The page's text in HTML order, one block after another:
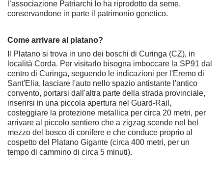
l’associazione Patriarchi lo ha riprodotto da seme,
conservandone in parte il patrimonio genetico.
Come arrivare al platano?
Il Platano si trova in uno dei boschi di Curinga (CZ), in
località Corda. Per visitarlo bisogna imboccare la SP91 dal
centro di Curinga, seguendo le indicazioni per l'Eremo di
Sant'Elia, lasciare l'auto nello spazio antistante l'antico
convento, portarsi dall'altra parte della strada provinciale,
inserirsi in una piccola apertura nel Guard-Rail,
costeggiare la protezione metallica per circa 20 metri, per
arrivare al piccolo sentiero che a zigzag scende nel bel
mezzo del bosco di conifere e che conduce proprio al
cospetto del Platano Gigante (circa 400 metri, per un
tempo di cammino di circa 5 minuti).